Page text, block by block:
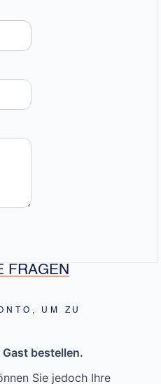
FRAGEN
UM ZU
bestellen.
Sie jedoch Ihre